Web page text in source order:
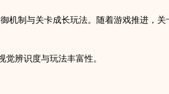
机制与关卡成长玩法。随着游戏推进，关
辨识度与玩法丰富性。